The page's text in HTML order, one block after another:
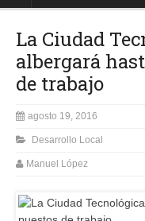
La Ciudad
albergará
de trabajo
agosto 19, 2016
Desarrollo Local
Manuel López